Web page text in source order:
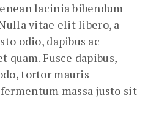
lacinia bibendum
vitae elit libero, a
odio, dapibus ac
quam. Fusce dapibus,
tortor mauris
massa justo sit